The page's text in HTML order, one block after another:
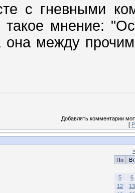
с гневными
такое мнение:
между
Добавлять комментарии
[
«
Пн
Вт
5
6
12
13